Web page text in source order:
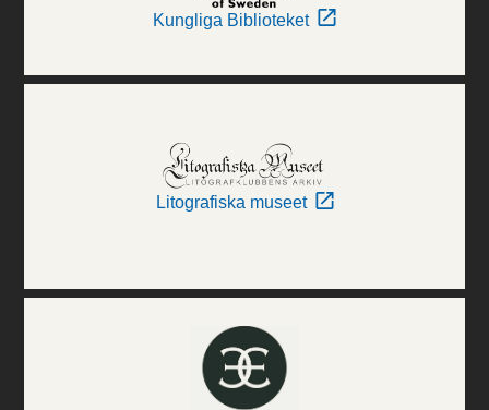
Kungliga Biblioteket
Litografiska museet